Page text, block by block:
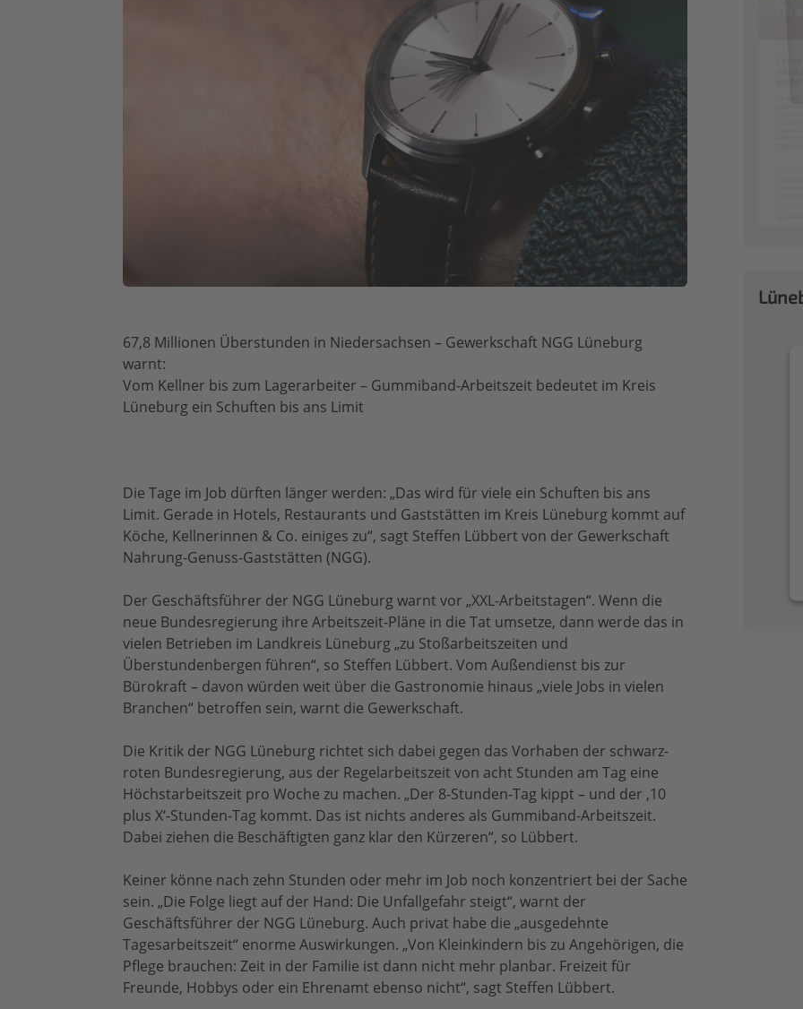
67,8 Millionen Überstunden in Niedersachsen – Gewerkschaft NGG Lüneburg
warnt:
Vom Kellner bis zum Lagerarbeiter – Gummiband-Arbeitszeit bedeutet im Kreis
Lüneburg ein Schuften bis ans Limit
Die Tage im Job dürften länger werden: „Das wird für viele ein Schuften bis ans
Limit. Gerade in Hotels, Restaurants und Gaststätten im Kreis Lüneburg kommt auf
Köche, Kellnerinnen & Co. einiges zu“, sagt Steffen Lübbert von der Gewerkschaft
Nahrung-Genuss-Gaststätten (NGG).
Der Geschäftsführer der NGG Lüneburg warnt vor „XXL-Arbeitstagen“. Wenn die
neue Bundesregierung ihre Arbeitszeit-Pläne in die Tat umsetze, dann werde das in
vielen Betrieben im Landkreis Lüneburg „zu Stoßarbeitszeiten und
Überstundenbergen führen“, so Steffen Lübbert. Vom Außendienst bis zur
Bürokraft – davon würden weit über die Gastronomie hinaus „viele Jobs in vielen
Branchen“ betroffen sein, warnt die Gewerkschaft.
Die Kritik der NGG Lüneburg richtet sich dabei gegen das Vorhaben der schwarz-
roten Bundesregierung, aus der Regelarbeitszeit von acht Stunden am Tag eine
Höchstarbeitszeit pro Woche zu machen. „Der 8-Stunden-Tag kippt – und der ‚10
plus X‘-Stunden-Tag kommt. Das ist nichts anderes als Gummiband-Arbeitszeit.
Dabei ziehen die Beschäftigten ganz klar den Kürzeren“, so Lübbert.
Keiner könne nach zehn Stunden oder mehr im Job noch konzentriert bei der Sache
sein. „Die Folge liegt auf der Hand: Die Unfallgefahr steigt“, warnt der
Geschäftsführer der NGG Lüneburg. Auch privat habe die „ausgedehnte
Tagesarbeitszeit“ enorme Auswirkungen. „Von Kleinkindern bis zu Angehörigen, die
Pflege brauchen: Zeit in der Familie ist dann nicht mehr planbar. Freizeit für
Freunde, Hobbys oder ein Ehrenamt ebenso nicht“, sagt Steffen Lübbert.